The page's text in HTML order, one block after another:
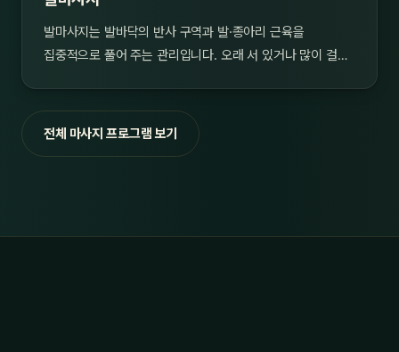
발마사지는 발바닥의 반사 구역과 발·종아리 근육을
집중적으로 풀어 주는 관리입니다. 오래 서 있거나 많이 걸…
전체 마사지 프로그램 보기